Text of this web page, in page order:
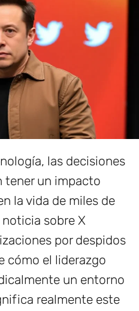
las decisiones
tener un impacto
la vida de miles de
sobre X
por despidos
cómo el liderazgo
un entorno
realmente este